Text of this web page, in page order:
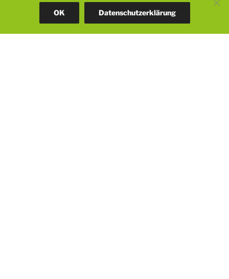
OK Datenschutzerklärung